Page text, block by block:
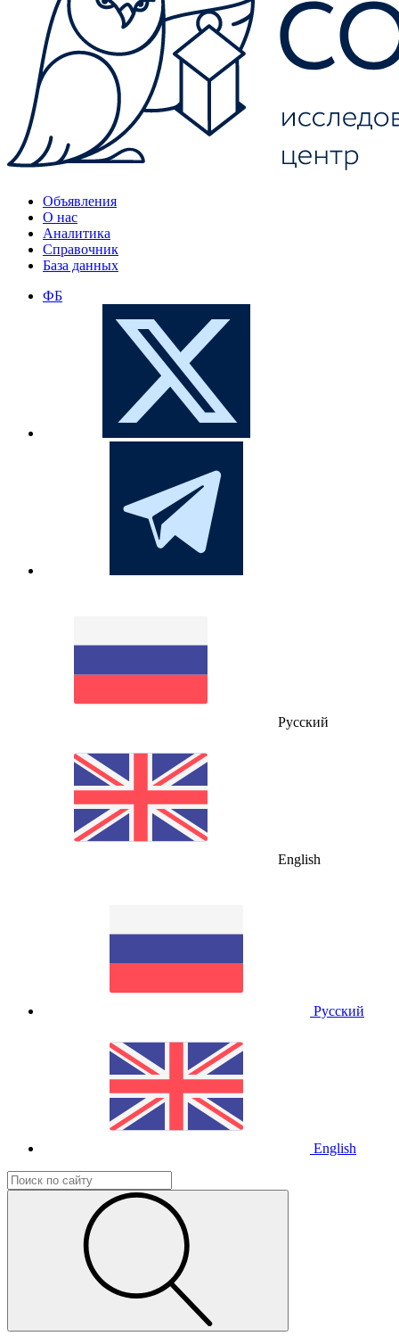
Объявления
О нас
Аналитика
Справочник
База данных
ФБ
Русский
English
Русский
English